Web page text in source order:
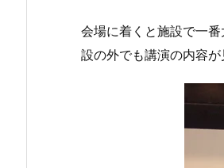
会場に着くと施設で一
設の外でも講演の内容